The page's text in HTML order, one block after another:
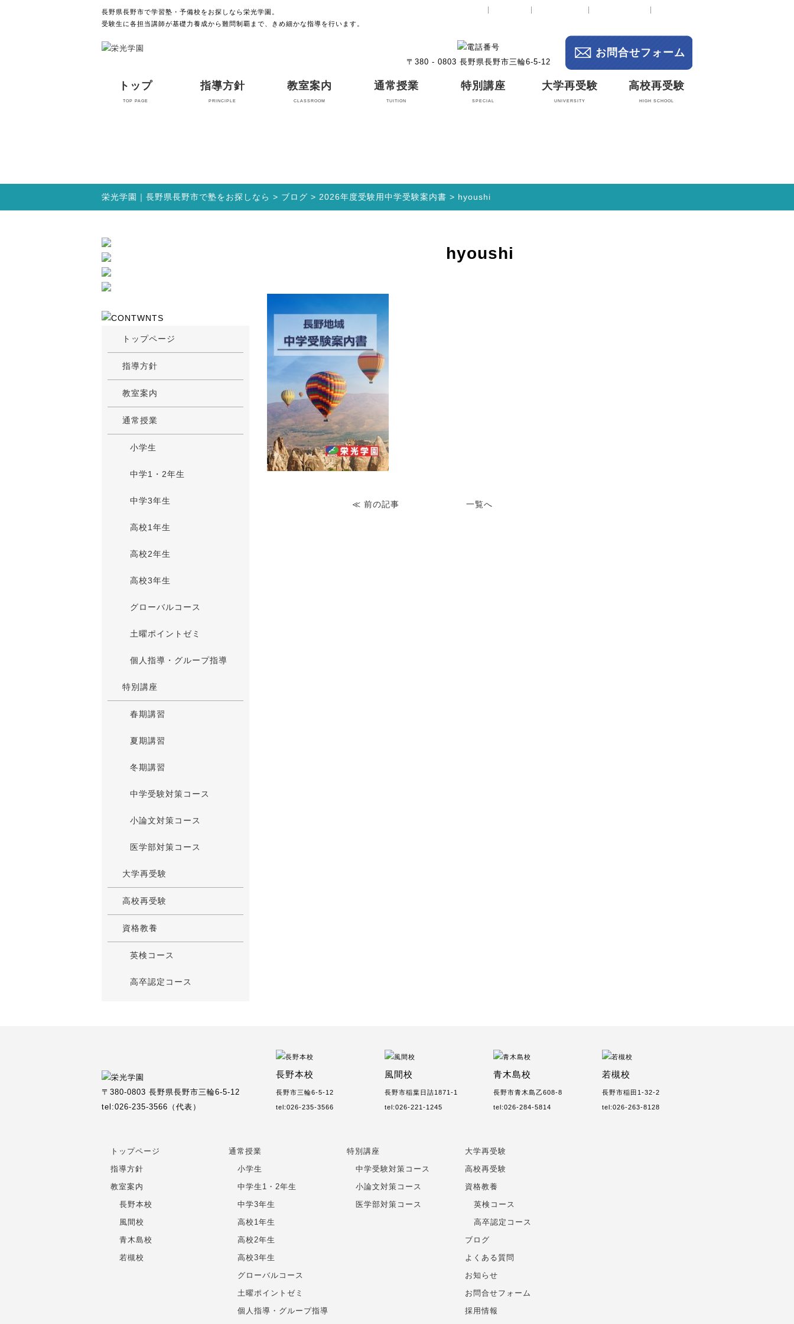
長野県長野市で学習塾・予備校をお探しなら栄光学園。
受験生に各担当講師が基礎力養成から難問制覇まで、きめ細かな指導を行います。
〒380 - 0803 長野県長野市三輪6-5-12
お問合せフォーム
トップ
TOP PAGE
指導方針
PRINCIPLE
教室案内
CLASSROOM
通常授業
TUITION
特別講座
SPECIAL
大学再受験
UNIVERSITY
高校再受験
HIGH SCHOOL
栄光学園｜長野県長野市で塾をお探しなら > ブログ > 2026年度受験用中学受験案内書 > hyoushi
hyoushi
≪ 前の記事 一覧へ
トップページ
指導方針
教室案内
通常授業
小学生
中学1・2年生
中学3年生
高校1年生
高校2年生
高校3年生
グローバルコース
土曜ポイントゼミ
個人指導・グループ指導
特別講座
春期講習
夏期講習
冬期講習
中学受験対策コース
小論文対策コース
医学部対策コース
大学再受験
高校再受験
資格教養
英検コース
高卒認定コース
〒380-0803 長野県長野市三輪6-5-12
tel:026-235-3566（代表）
長野本校
長野市三輪6-5-12
tel:026-235-3566
風間校
長野市稲葉日詰1871-1
tel:026-221-1245
青木島校
長野市青木島乙608-8
tel:026-284-5814
若槻校
長野市稲田1-32-2
tel:026-263-8128
トップページ
指導方針
教室案内
長野本校
風間校
青木島校
若槻校
通常授業
小学生
中学生1・2年生
中学3年生
高校1年生
高校2年生
高校3年生
グローバルコース
土曜ポイントゼミ
個人指導・グループ指導
特別講座
中学受験対策コース
小論文対策コース
医学部対策コース
大学再受験
高校再受験
資格教養
英検コース
高卒認定コース
ブログ
よくある質問
お知らせ
お問合せフォーム
採用情報